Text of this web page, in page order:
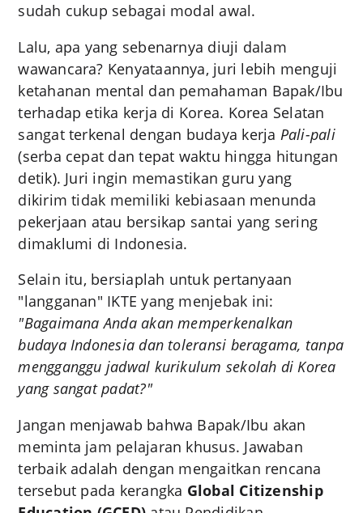
sudah cukup sebagai modal awal.
Lalu, apa yang sebenarnya diuji dalam
wawancara? Kenyataannya, juri lebih menguji
ketahanan mental dan pemahaman Bapak/Ibu
terhadap etika kerja di Korea. Korea Selatan
sangat terkenal dengan budaya kerja Pali-pali
(serba cepat dan tepat waktu hingga hitungan
detik). Juri ingin memastikan guru yang
dikirim tidak memiliki kebiasaan menunda
pekerjaan atau bersikap santai yang sering
dimaklumi di Indonesia.
Selain itu, bersiaplah untuk pertanyaan
"langganan" IKTE yang menjebak ini:
"Bagaimana Anda akan memperkenalkan
budaya Indonesia dan toleransi beragama, tanpa
mengganggu jadwal kurikulum sekolah di Korea
yang sangat padat?"
Jangan menjawab bahwa Bapak/Ibu akan
meminta jam pelajaran khusus. Jawaban
terbaik adalah dengan mengaitkan rencana
tersebut pada kerangka Global Citizenship